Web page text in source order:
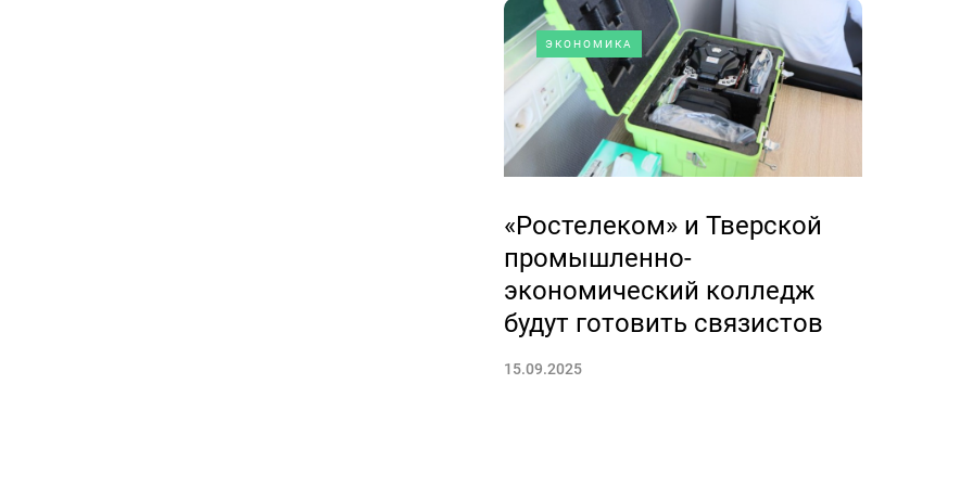
ЭКОНОМИКА
«Ростелеком» и Тверской
промышленно-
экономический колледж
будут готовить связистов
15.09.2025